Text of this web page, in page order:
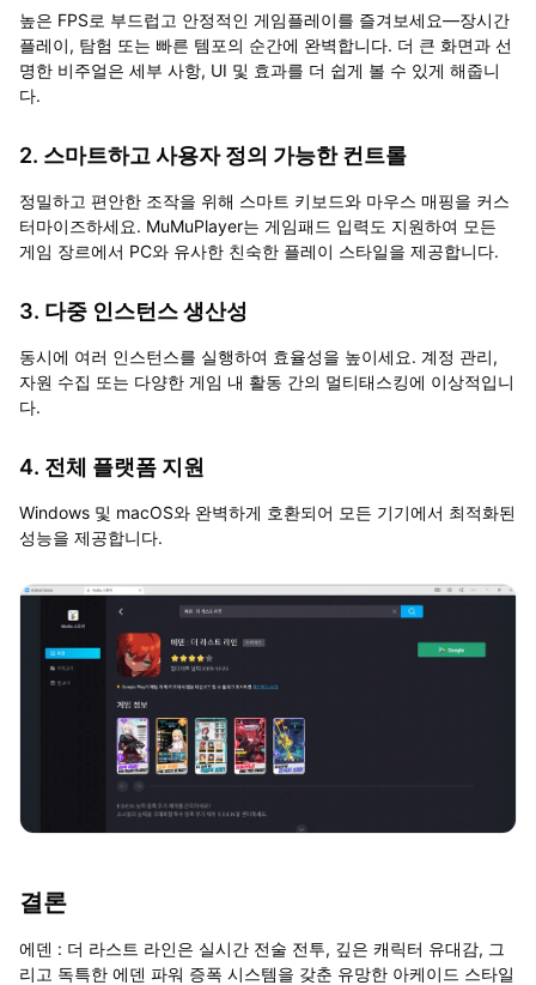
높은 FPS로 부드럽고 안정적인 게임플레이를 즐겨보세요—장시간
플레이, 탐험 또는 빠른 템포의 순간에 완벽합니다. 더 큰 화면과 선
명한 비주얼은 세부 사항, UI 및 효과를 더 쉽게 볼 수 있게 해줍니
다.
2. 스마트하고 사용자 정의 가능한 컨트롤
정밀하고 편안한 조작을 위해 스마트 키보드와 마우스 매핑을 커스
터마이즈하세요. MuMuPlayer는 게임패드 입력도 지원하여 모든
게임 장르에서 PC와 유사한 친숙한 플레이 스타일을 제공합니다.
3. 다중 인스턴스 생산성
동시에 여러 인스턴스를 실행하여 효율성을 높이세요. 계정 관리,
자원 수집 또는 다양한 게임 내 활동 간의 멀티태스킹에 이상적입니
다.
4. 전체 플랫폼 지원
Windows 및 macOS와 완벽하게 호환되어 모든 기기에서 최적화된
성능을 제공합니다.
결론
에덴 : 더 라스트 라인은 실시간 전술 전투, 깊은 캐릭터 유대감, 그
리고 독특한 에덴 파워 증폭 시스템을 갖춘 유망한 아케이드 스타일